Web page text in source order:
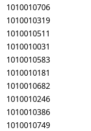
1010010706
1010010319
1010010511
1010010031
1010010583
1010010181
1010010682
1010010246
1010010386
1010010749